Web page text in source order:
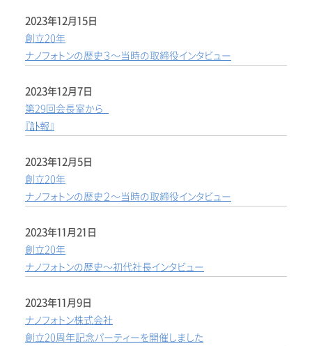
2023年12月15日
創立20年
ナノフォトンの歴史３～当時の取締役インタビュー
2023年12月7日
第29回会長室から
『訃報』
2023年12月5日
創立20年
ナノフォトンの歴史２～当時の取締役インタビュー
2023年11月21日
創立20年
ナノフォトンの歴史～初代社長インタビュー
2023年11月9日
ナノフォトン株式会社
創立20周年記念パーティーを開催しました